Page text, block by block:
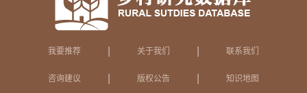
我要推荐 关于我们 联系我们
咨询建议 版权公告 知识地图